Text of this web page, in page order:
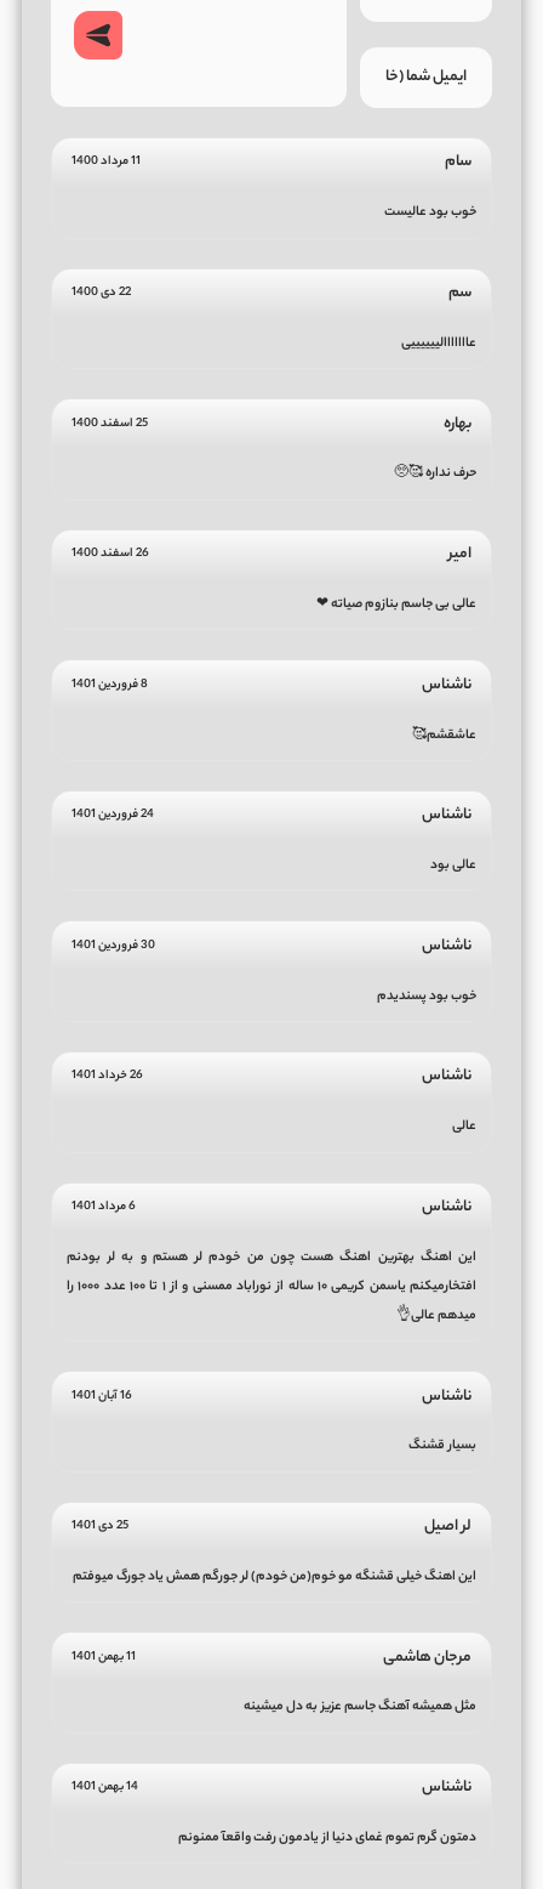
سام 11 مرداد 1400
خوب بود عالیست
سم 22 دی 1400
عااااااالییییییی
بهاره 25 اسفند 1400
حرف نداره 🥰🥺
امیر 26 اسفند 1400
عالی بی جاسم بنازوم صیاته ❤
ناشناس 8 فروردین 1401
عاشقشم🥰
ناشناس 24 فروردین 1401
عالی بود
ناشناس 30 فروردین 1401
خوب بود پسندیدم
ناشناس 26 خرداد 1401
عالی
ناشناس 6 مرداد 1401
این اهنگ بهترین اهنگ هست چون من خودم لر هستم و به لر بودنم
افتخارمیکنم یاسمن کریمی ۱۰ ساله از نوراباد ممسنی و از ۱ تا ۱۰۰ عدد ۱۰۰۰ را
میدهم عالی👌
ناشناس 16 آبان 1401
بسیار قشنگ
لر اصیل 25 دی 1401
این اهنگ خیلی قشنگه مو خوم(من خودم) لر جورگم همش یاد جورگ میوفتم
مرجان هاشمی 11 بهمن 1401
مثل همیشه آهنگ جاسم عزیز به دل میشینه
ناشناس 14 بهمن 1401
دمتون گرم تموم غمای دنیا از یادمون رفت واقعآ ممنونم